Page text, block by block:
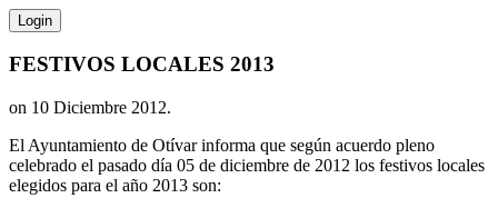
FESTIVOS LOCALES 2013
on 10 Diciembre 2012.
El Ayuntamiento de Otívar informa que según acuerdo pleno
celebrado el pasado día 05 de diciembre de 2012 los festivos locales
elegidos para el año 2013 son: